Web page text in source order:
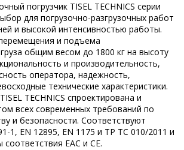
погрузчик TISEL TECHNICS серии
для погрузочно-разгрузочных работ
и высокой интенсивностью работы.
и подъема
общим весом до 1800 кг на высоту
и производительность,
оператора, надежность,
технические характеристики.
TECHNICS спроектирована и
всех современных требований по
и безопасности. Соответствуют
1, EN 12895, EN 1175 и ТР ТС 010/2011 и
EAC и CE.